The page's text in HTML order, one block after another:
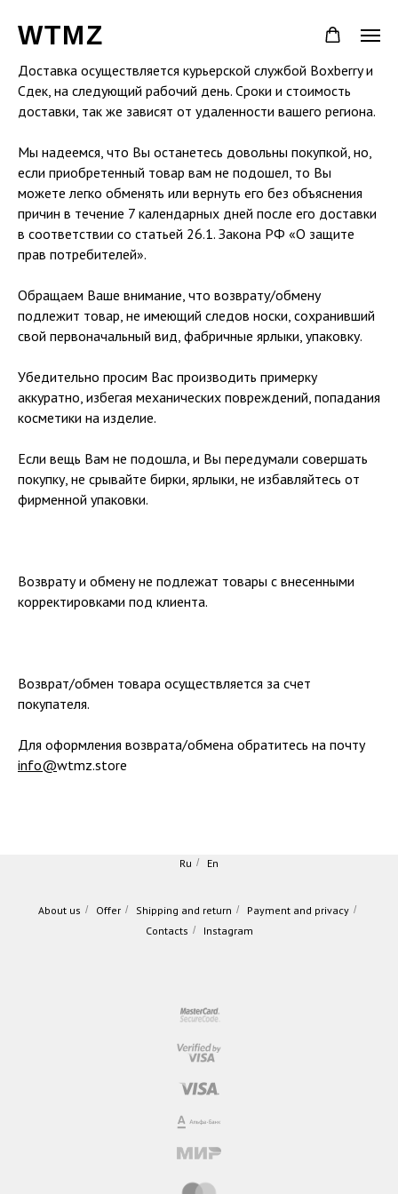
WTMZ
Доставка осуществляется курьерской службой Boxberry и
Сдек, на следующий рабочий день. Сроки и стоимость
доставки, так же зависят от удаленности вашего региона.
Мы надеемся, что Вы останетесь довольны покупкой, но,
если приобретенный товар вам не подошел, то Вы
можете легко обменять или вернуть его без объяснения
причин в течение 7 календарных дней после его доставки
в соответствии со статьей 26.1. Закона РФ «О защите
прав потребителей».
Обращаем Ваше внимание, что возврату/обмену
подлежит товар, не имеющий следов носки, сохранивший
свой первоначальный вид, фабричные ярлыки, упаковку.
Убедительно просим Вас производить примерку
аккуратно, избегая механических повреждений, попадания
косметики на изделие.
Если вещь Вам не подошла, и Вы передумали совершать
покупку, не срывайте бирки, ярлыки, не избавляйтесь от
фирменной упаковки.
Возврату и обмену не подлежат товары с внесенными
корректировками под клиента.
Возврат/обмен товара осуществляется за счет
покупателя.
Для оформления возврата/обмена обратитесь на почту
info@wtmz.store
Ru / En
About us / Offer / Shipping and return / Payment and privacy /
Contacts / Instagram